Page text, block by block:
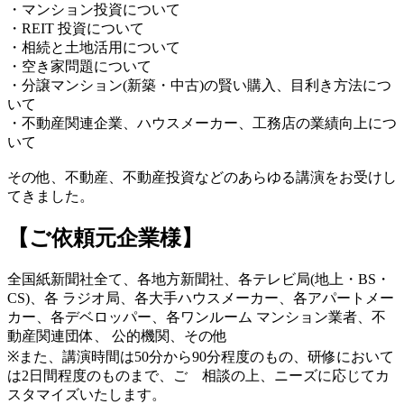
・マンション投資について
・REIT 投資について
・相続と土地活用について
・空き家問題について
・分譲マンション(新築・中古)の賢い購入、目利き方法につ
いて
・不動産関連企業、ハウスメーカー、工務店の業績向上につ
いて
その他、不動産、不動産投資などのあらゆる講演をお受けし
てきました。
【ご依頼元企業様】
全国紙新聞社全て、各地方新聞社、各テレビ局(地上・BS・
CS)、各 ラジオ局、各大手ハウスメーカー、各アパートメー
カー、各デベロッパー、各ワンルーム マンション業者、不
動産関連団体、 公的機関、その他
※また、講演時間は50分から90分程度のもの、研修において
は2日間程度のものまで、ご゙相談の上、ニーズに応じてカ
スタマイズいたします。